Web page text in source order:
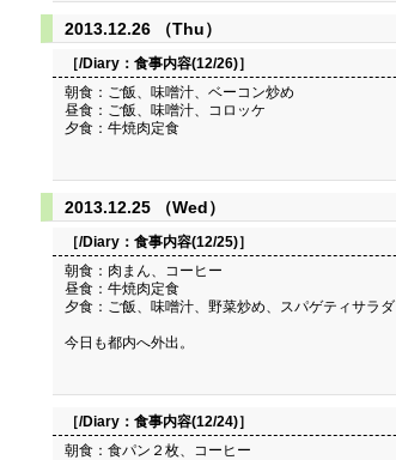
2013.12.26 （Thu）
［/Diary： 食事内容(12/26)］
朝食：ご飯、味噌汁、ベーコン炒め
昼食：ご飯、味噌汁、コロッケ
夕食：牛焼肉定食
2013.12.25 （Wed）
［/Diary： 食事内容(12/25)］
朝食：肉まん、コーヒー
昼食：牛焼肉定食
夕食：ご飯、味噌汁、野菜炒め、スパゲティサラダ
今日も都内へ外出。
［/Diary： 食事内容(12/24)］
朝食：食パン２枚、コーヒー